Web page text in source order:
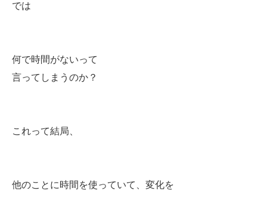
では
何で時間がないって
言ってしまうのか？
これって結局、
他のことに時間を使っていて、変化を